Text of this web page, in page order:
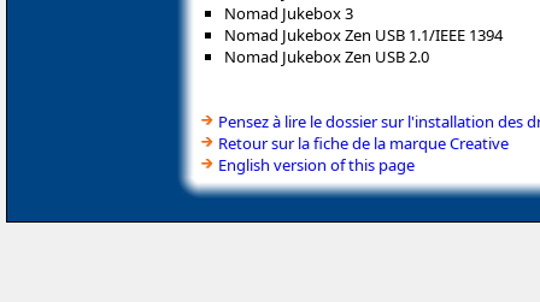
Nomad Jukebox 3
Nomad Jukebox Zen USB 1.1/IEEE 1394
Nomad Jukebox Zen USB 2.0
Pensez à lire le dossier sur l'installation des
Retour sur la fiche de la marque Creative
English version of this page